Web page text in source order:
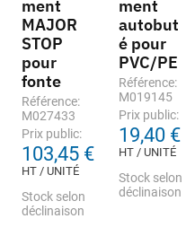
ment
MAJOR
STOP
pour
fonte
Référence:
M027433
Prix public:
103,45 €
HT / UNITÉ
Stock selon
déclinaison
ment
autobut
é pour
PVC/PE
Référence:
M019145
Prix public:
19,40 €
HT / UNITÉ
Stock selon
déclinaison